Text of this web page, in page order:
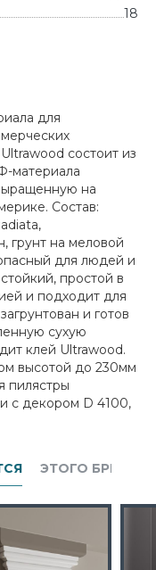
18
для
состоит из
материала
на
Состав:
грунт на меловой
для людей и
простой в
и подходит для
и готов
сухую
клей Ultrawood.
высотой до 230мм
пилястры
с декором D 4100,
ЭТОГО БРЕНДА